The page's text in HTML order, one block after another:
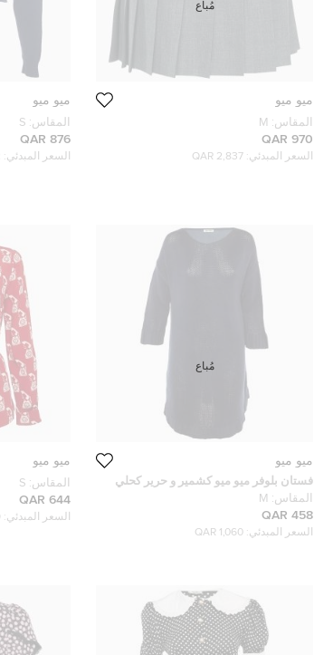
ميو ميو
المقاس: M
970 QAR
السعر المبدئي: 2,837 QAR
مُباع
ميو ميو
المقاس: S
876 QAR
السعر المبدئي:
ميو ميو
فستان بلوفر ميو ميو كشمير و حرير كحلي
مقاس متوسط
المقاس: M
458 QAR
السعر المبدئي: 1,060 QAR
مُباع
ميو ميو
المقاس: S
644 QAR
السعر المبدئي: